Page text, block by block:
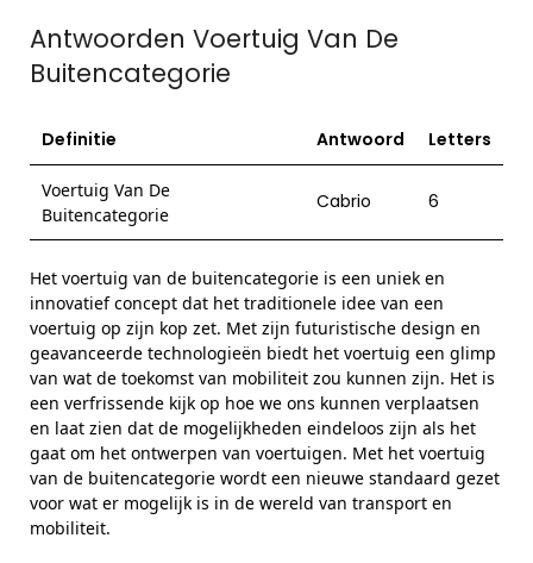
Antwoorden Voertuig Van De
Buitencategorie
Definitie Antwoord Letters
Voertuig Van De
Buitencategorie
Cabrio 6
Het voertuig van de buitencategorie is een uniek en
innovatief concept dat het traditionele idee van een
voertuig op zijn kop zet. Met zijn futuristische design en
geavanceerde technologieën biedt het voertuig een glimp
van wat de toekomst van mobiliteit zou kunnen zijn. Het is
een verfrissende kijk op hoe we ons kunnen verplaatsen
en laat zien dat de mogelijkheden eindeloos zijn als het
gaat om het ontwerpen van voertuigen. Met het voertuig
van de buitencategorie wordt een nieuwe standaard gezet
voor wat er mogelijk is in de wereld van transport en
mobiliteit.